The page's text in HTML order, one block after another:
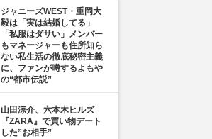
ジャニーズWEST・重岡大
毅は「実は結婚してる」
「私服はダサい」メンバー
もマネージャーも住所知ら
ない私生活の徹底秘密主義
に、ファンが噂するよもや
の“都市伝説”
山田涼介、六本木ヒルズ
『ZARA』で買い物デート
した”お相手”